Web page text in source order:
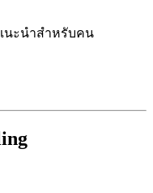
นะนำสำหรับคน